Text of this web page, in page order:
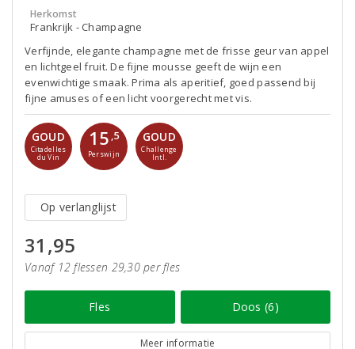
Herkomst
Frankrijk - Champagne
Verfijnde, elegante champagne met de frisse geur van appel
en lichtgeel fruit. De fijne mousse geeft de wijn een
evenwichtige smaak. Prima als aperitief, goed passend bij
fijne amuses of een licht voorgerecht met vis.
GOUD
Citadelles
du Vin
15 ,5
Perswijn
GOUD
Challenge
Intl.
Op verlanglijst
31,95
Vanaf 12 flessen 29,30 per fles
Fles Doos (6)
Meer informatie